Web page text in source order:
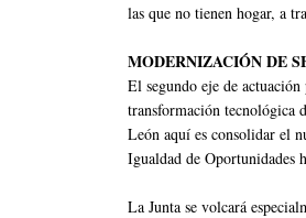
las que no tienen hogar, a
MODERNIZACIÓN DE
El segundo eje de
transformación tecnológica
León aquí es consolidar el
Igualdad de Oportunidades
La Junta se volcará